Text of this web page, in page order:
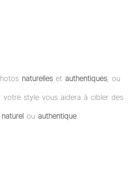
naturelleset authentiques, ou
style vous aidera à cibler des
ou authentique.